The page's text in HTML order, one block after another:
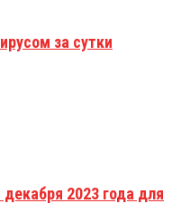
за сутки
2023 года для